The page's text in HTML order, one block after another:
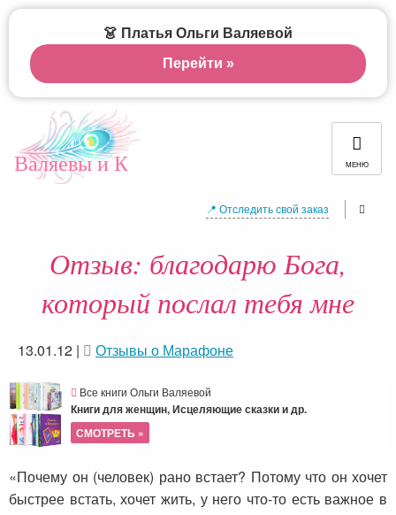
Валяевы и К МЕНЮ
📍 Отследить свой заказ
Отзыв: благодарю Бога,
который послал тебя мне
13.01.12 | Отзывы о Марафоне
Все книги Ольги Валяевой
Книги для женщин, Исцеляющие сказки и др.
СМОТРЕТЬ »
«Почему он (человек) рано встает? Потому что он хочет
быстрее встать, хочет жить, у него что-то есть важное в
👗 Платья Ольги Валяевой
Перейти »